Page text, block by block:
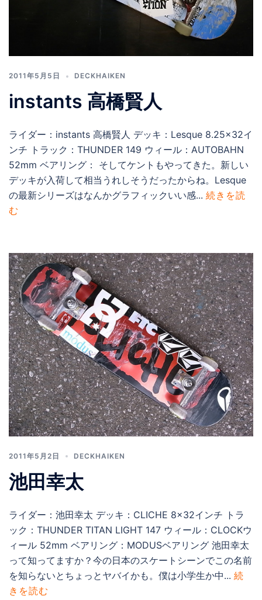
2011年5月5日 DECKHAIKEN
instants 高橋賢人
ライダー：instants 高橋賢人 デッキ：Lesque 8.25×32イ
ンチ トラック：THUNDER 149 ウィール：AUTOBAHN
52mm ベアリング： そしてケントもやってきた。新しい
デッキが入荷して相当うれしそうだったからね。Lesque
の最新シリーズはなんかグラフィックいい感... 続きを読
む
2011年5月2日 DECKHAIKEN
池田幸太
ライダー：池田幸太 デッキ：CLICHE 8×32インチ トラ
ック：THUNDER TITAN LIGHT 147 ウィール：CLOCKウ
ィール 52mm ベアリング：MODUSベアリング 池田幸太
って知ってますか？今の日本のスケートシーンでこの名前
を知らないとちょっとヤバイかも。僕は小学生か中... 続
きを読む